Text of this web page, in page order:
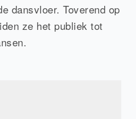
dansvloer. Toverend op
ze het publiek tot